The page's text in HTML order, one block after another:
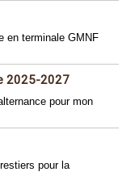
en terminale GMNF
2025-2027
pour mon
pour la